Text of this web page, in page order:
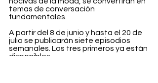
temas de conversación
fundamentales.
A partir del 8 de junio y hasta el 20 de
julio se publicarán siete episodios
semanales. Los tres primeros ya están
disponibles.